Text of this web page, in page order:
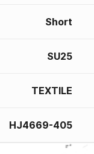
Short
SU25
TEXTILE
HJ4669-405